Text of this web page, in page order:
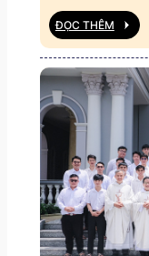
ĐỌC THÊM